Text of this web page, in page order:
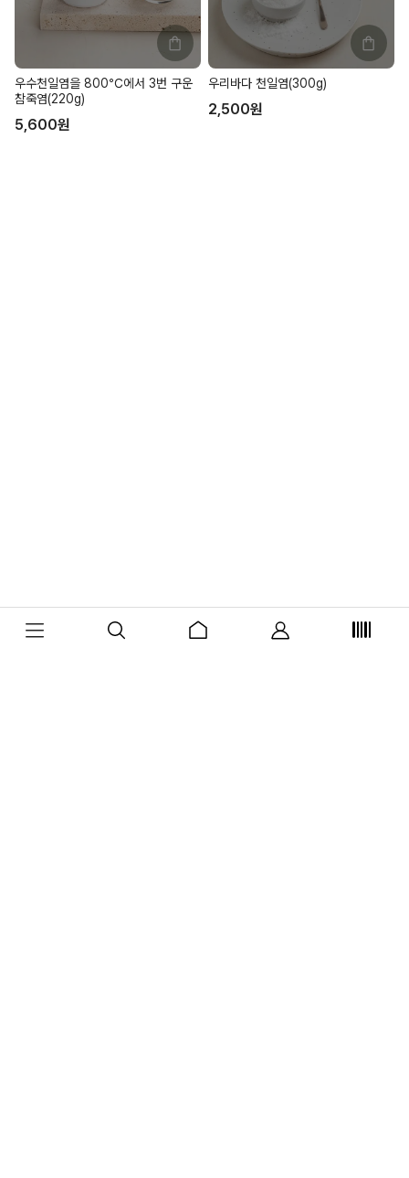
우수천일염을 800℃에서 3번 구운
참죽염(220g)
5,600원
우리바다 천일염(300g)
2,500원